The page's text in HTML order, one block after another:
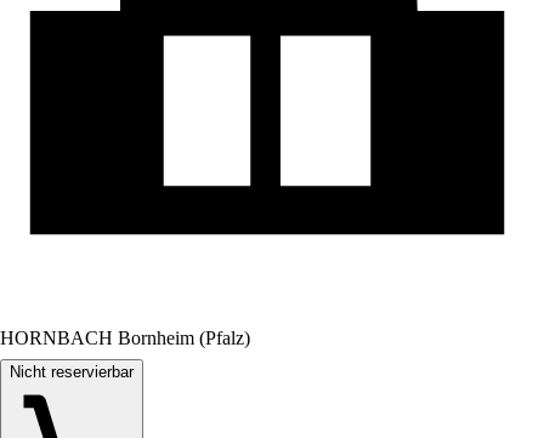
HORNBACH Bornheim (Pfalz)
Nicht reservierbar